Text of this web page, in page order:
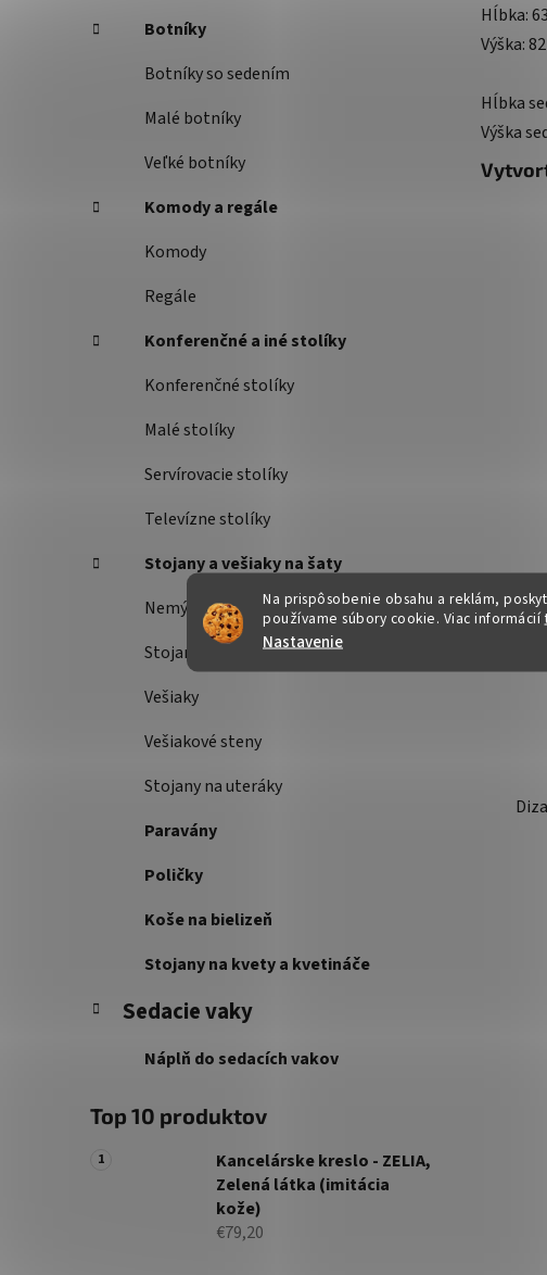
Na prispôsobenie obsahu a reklám,
používame súbory cookie. Viac informácií
Nastavenie
Botníky
Botníky so sedením
Malé botníky
Veľké botníky
Komody a regále
Komody
Regále
Konferenčné a iné stolíky
Konferenčné stolíky
Malé stolíky
Servírovacie stolíky
Televízne stolíky
Stojany a vešiaky na šaty
Nemý sluha
Stojany na šaty
Vešiaky
Vešiakové steny
Stojany na uteráky
Paravány
Poličky
Koše na bielizeň
Stojany na kvety a kvetináče
Sedacie vaky
Náplň do sedacích vakov
Top 10 produktov
Kancelárske kreslo - ZELIA,
Zelená látka (imitácia
kože)
€79,20
Hĺbka:
Výška:
Hĺbka
Výška